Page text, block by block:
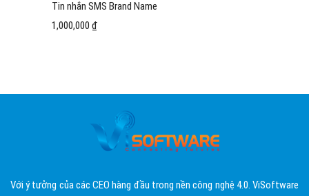
Tin nhắn SMS Brand Name
1,000,000 ₫
Với ý tưởng của các CEO hàng đầu trong nền công nghệ 4.0. ViSoftware